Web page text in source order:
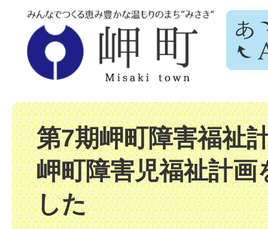
第7期岬町障害福祉
岬町障害児福祉計画
した